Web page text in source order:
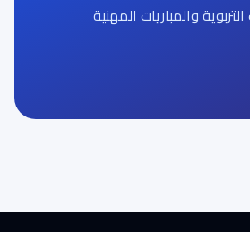
والمباريات المهنية